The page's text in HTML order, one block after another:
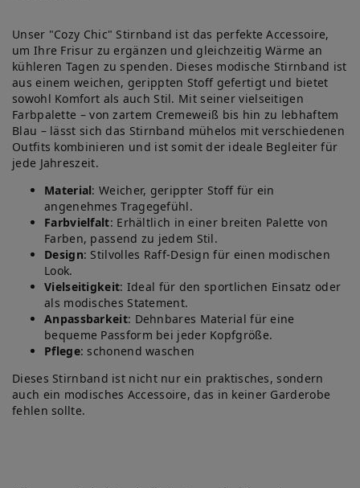
Unser "Cozy Chic" Stirnband ist das perfekte Accessoire,
um Ihre Frisur zu ergänzen und gleichzeitig Wärme an
kühleren Tagen zu spenden. Dieses modische Stirnband ist
aus einem weichen, gerippten Stoff gefertigt und bietet
sowohl Komfort als auch Stil. Mit seiner vielseitigen
Farbpalette – von zartem Cremeweiß bis hin zu lebhaftem
Blau – lässt sich das Stirnband mühelos mit verschiedenen
Outfits kombinieren und ist somit der ideale Begleiter für
jede Jahreszeit.
Material: Weicher, gerippter Stoff für ein
angenehmes Tragegefühl.
Farbvielfalt: Erhältlich in einer breiten Palette von
Farben, passend zu jedem Stil.
Design: Stilvolles Raff-Design für einen modischen
Look.
Vielseitigkeit: Ideal für den sportlichen Einsatz oder
als modisches Statement.
Anpassbarkeit: Dehnbares Material für eine
bequeme Passform bei jeder Kopfgröße.
Pflege: schonend waschen
Dieses Stirnband ist nicht nur ein praktisches, sondern
auch ein modisches Accessoire, das in keiner Garderobe
fehlen sollte.